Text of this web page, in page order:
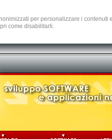
per personalizzare i
come disabilitarli.